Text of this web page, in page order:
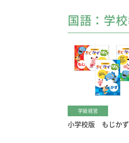
国語：学
学級経営
小学校版 もじか